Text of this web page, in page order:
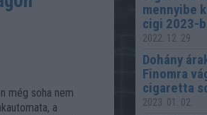
még soha nem
a
mennyibe
cigi 2023-
2022. 12. 29.
Dohány
Finomra
cigaretta
2023. 01. 02.